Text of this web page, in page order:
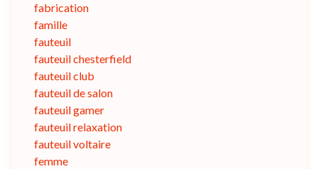
fabrication
famille
fauteuil
fauteuil chesterfield
fauteuil club
fauteuil de salon
fauteuil gamer
fauteuil relaxation
fauteuil voltaire
femme